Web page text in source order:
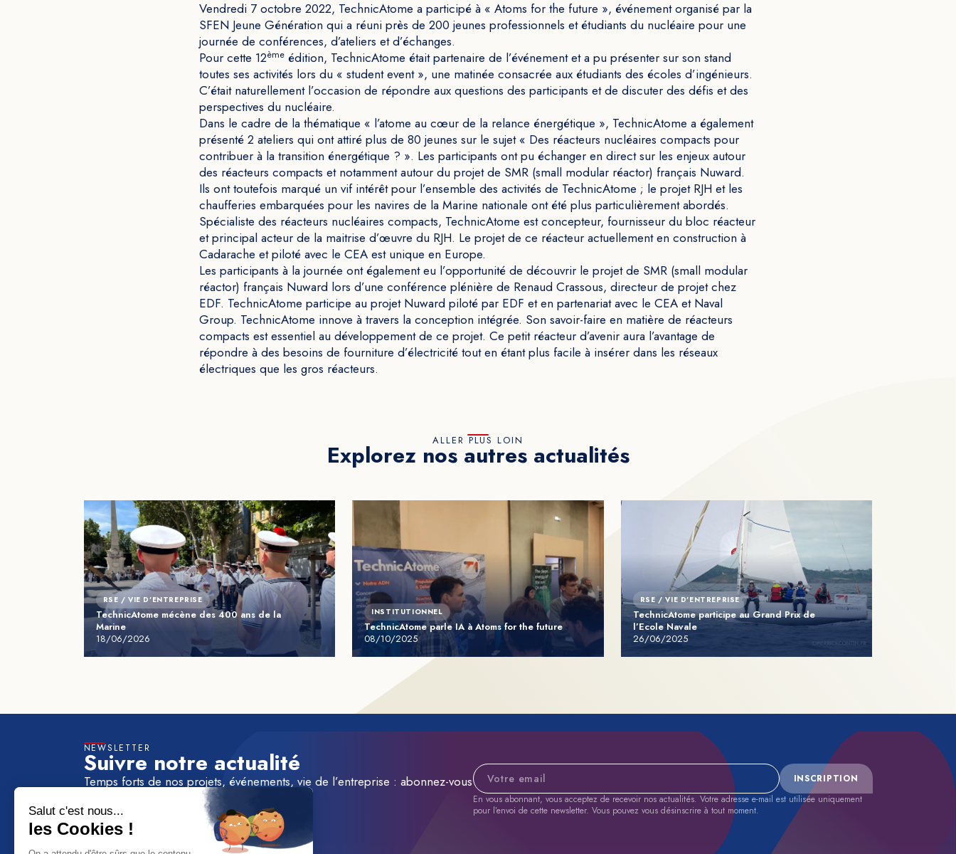
Vendredi 7 octobre 2022, TechnicAtome a participé à « Atoms for the future », événement organisé par la
SFEN Jeune Génération qui a réuni près de 200 jeunes professionnels et étudiants du nucléaire pour une
journée de conférences, d’ateliers et d’échanges.
Pour cette 12ème édition, TechnicAtome était partenaire de l’événement et a pu présenter sur son stand
toutes ses activités lors du « student event », une matinée consacrée aux étudiants des écoles d’ingénieurs.
C’était naturellement l’occasion de répondre aux questions des participants et de discuter des défis et des
perspectives du nucléaire.
Dans le cadre de la thématique « l’atome au cœur de la relance énergétique », TechnicAtome a également
présenté 2 ateliers qui ont attiré plus de 80 jeunes sur le sujet « Des réacteurs nucléaires compacts pour
contribuer à la transition énergétique ? ». Les participants ont pu échanger en direct sur les enjeux autour
des réacteurs compacts et notamment autour du projet de SMR (small modular réactor) français Nuward.
Ils ont toutefois marqué un vif intérêt pour l’ensemble des activités de TechnicAtome ; le projet RJH et les
chaufferies embarquées pour les navires de la Marine nationale ont été plus particulièrement abordés.
Spécialiste des réacteurs nucléaires compacts, TechnicAtome est concepteur, fournisseur du bloc réacteur
et principal acteur de la maitrise d’œuvre du RJH. Le projet de ce réacteur actuellement en construction à
Cadarache et piloté avec le CEA est unique en Europe.
Les participants à la journée ont également eu l’opportunité de découvrir le projet de SMR (small modular
réactor) français Nuward lors d’une conférence plénière de Renaud Crassous, directeur de projet chez
EDF. TechnicAtome participe au projet Nuward piloté par EDF et en partenariat avec le CEA et Naval
Group. TechnicAtome innove à travers la conception intégrée. Son savoir-faire en matière de réacteurs
compacts est essentiel au développement de ce projet. Ce petit réacteur d’avenir aura l’avantage de
répondre à des besoins de fourniture d’électricité tout en étant plus facile à insérer dans les réseaux
électriques que les gros réacteurs.
ALLER PLUS LOIN
Explorez nos autres actualités
RSE / VIE D'ENTREPRISE
TechnicAtome mécène des 400 ans de la
Marine
18/06/2026
INSTITUTIONNEL
TechnicAtome parle IA à Atoms for the future
08/10/2025
RSE / VIE D'ENTREPRISE
TechnicAtome participe au Grand Prix de
l’Ecole Navale
26/06/2025
NEWSLETTER
Suivre notre actualité
Temps forts de nos projets, événements, vie de l’entreprise : abonnez-vous
à la newsletter de TechnicAtome
Adresse e-mail
INSCRIPTION
En vous abonnant, vous acceptez de recevoir nos actualités. Votre adresse e-mail est utilisée uniquement
pour l’envoi de cette newsletter. Vous pouvez vous désinscrire à tout moment.